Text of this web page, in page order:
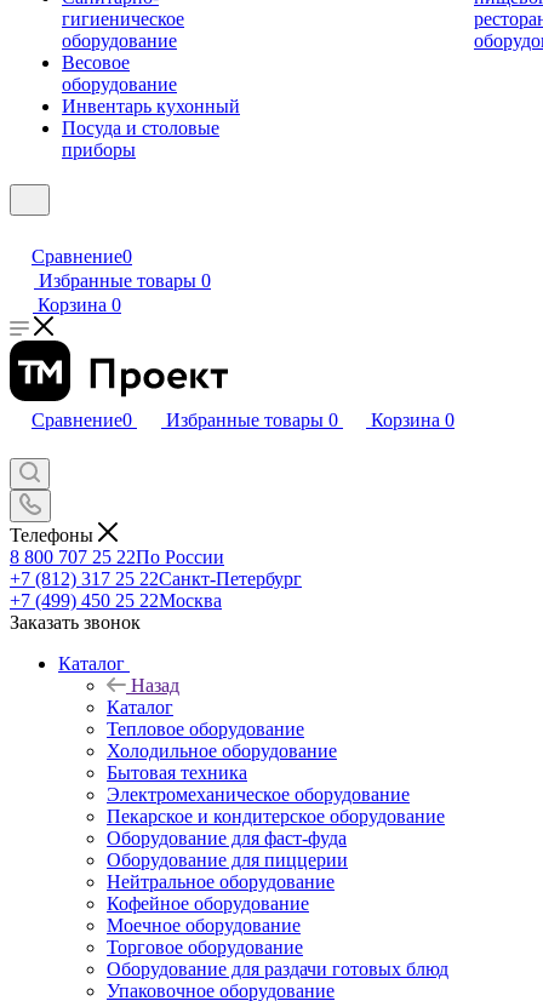
гигиеническое
оборудование
Весовое
оборудование
Инвентарь кухонный
Посуда и столовые
приборы
Сравнение0
Избранные товары 0
Корзина 0
Сравнение0 Избранные товары 0 Корзина 0
Телефоны
8 800 707 25 22По России
+7 (812) 317 25 22Санкт-Петербург
+7 (499) 450 25 22Москва
Заказать звонок
Каталог
Назад
Каталог
Тепловое оборудование
Холодильное оборудование
Бытовая техника
Электромеханическое оборудование
Пекарское и кондитерское оборудование
Оборудование для фаст-фуда
Оборудование для пиццерии
Нейтральное оборудование
Кофейное оборудование
Моечное оборудование
Торговое оборудование
Оборудование для раздачи готовых блюд
Упаковочное оборудование